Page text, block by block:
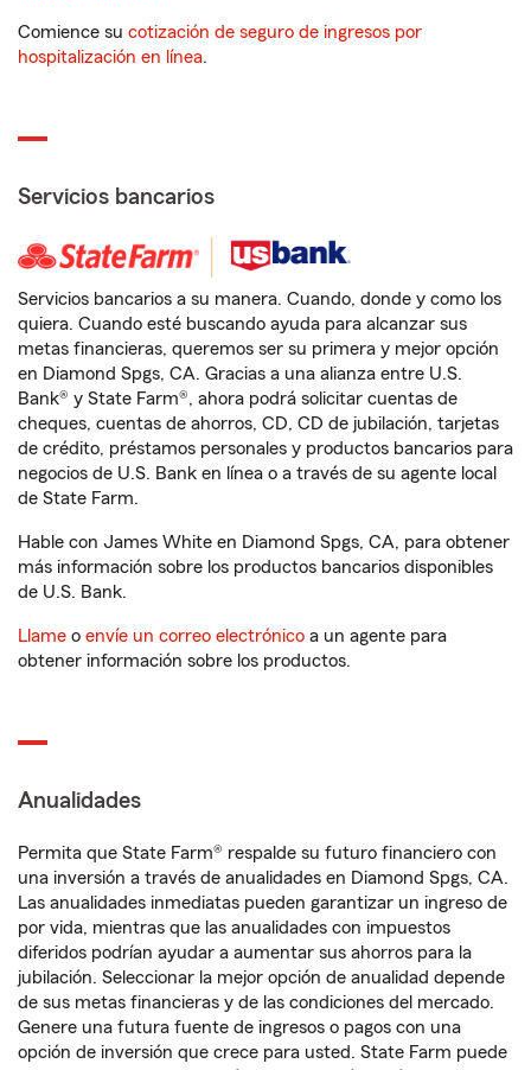
Comience su cotización de seguro de ingresos por
hospitalización en línea.
Servicios bancarios
Servicios bancarios a su manera. Cuando, donde y como los
quiera. Cuando esté buscando ayuda para alcanzar sus
metas financieras, queremos ser su primera y mejor opción
en Diamond Spgs, CA. Gracias a una alianza entre U.S.
Bank® y State Farm®, ahora podrá solicitar cuentas de
cheques, cuentas de ahorros, CD, CD de jubilación, tarjetas
de crédito, préstamos personales y productos bancarios para
negocios de U.S. Bank en línea o a través de su agente local
de State Farm.
Hable con James White en Diamond Spgs, CA, para obtener
más información sobre los productos bancarios disponibles
de U.S. Bank.
Llame o envíe un correo electrónico a un agente para
obtener información sobre los productos.
Anualidades
Permita que State Farm® respalde su futuro financiero con
una inversión a través de anualidades en Diamond Spgs, CA.
Las anualidades inmediatas pueden garantizar un ingreso de
por vida, mientras que las anualidades con impuestos
diferidos podrían ayudar a aumentar sus ahorros para la
jubilación. Seleccionar la mejor opción de anualidad depende
de sus metas financieras y de las condiciones del mercado.
Genere una futura fuente de ingresos o pagos con una
opción de inversión que crece para usted. State Farm puede